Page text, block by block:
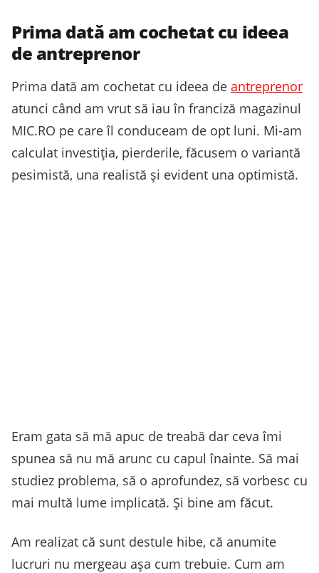
Prima dată am cochetat cu ideea
de antreprenor
Prima dată am cochetat cu ideea de antreprenor
atunci când am vrut să iau în franciză magazinul
MIC.RO pe care îl conduceam de opt luni. Mi-am
calculat investiția, pierderile, făcusem o variantă
pesimistă, una realistă și evident una optimistă.
Eram gata să mă apuc de treabă dar ceva îmi
spunea să nu mă arunc cu capul înainte. Să mai
studiez problema, să o aprofundez, să vorbesc cu
mai multă lume implicată. Și bine am făcut.
Am realizat că sunt destule hibe, că anumite
lucruri nu mergeau așa cum trebuie. Cum am